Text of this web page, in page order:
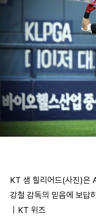
KT 샘 힐리어드(사진)은
강철 감독의 믿음에 보답
｜KT 위즈